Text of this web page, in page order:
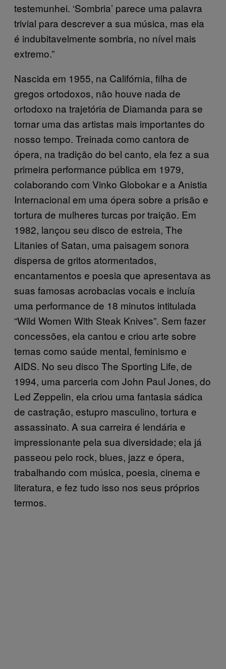
testemunhei. ‘Sombria’ parece uma palavra
trivial para descrever a sua música, mas ela
é indubitavelmente sombria, no nível mais
extremo.”
Nascida em 1955, na Califórnia, filha de
gregos ortodoxos, não houve nada de
ortodoxo na trajetória de Diamanda para se
tornar uma das artistas mais importantes do
nosso tempo. Treinada como cantora de
ópera, na tradição do bel canto, ela fez a sua
primeira performance pública em 1979,
colaborando com Vinko Globokar e a Anistia
Internacional em uma ópera sobre a prisão e
tortura de mulheres turcas por traição. Em
1982, lançou seu disco de estreia, The
Litanies of Satan, uma paisagem sonora
dispersa de gritos atormentados,
encantamentos e poesia que apresentava as
suas famosas acrobacias vocais e incluía
uma performance de 18 minutos intitulada
“Wild Women With Steak Knives”. Sem fazer
concessões, ela cantou e criou arte sobre
temas como saúde mental, feminismo e
AIDS. No seu disco The Sporting Life, de
1994, uma parceria com John Paul Jones, do
Led Zeppelin, ela criou uma fantasia sádica
de castração, estupro masculino, tortura e
assassinato. A sua carreira é lendária e
impressionante pela sua diversidade; ela já
passeou pelo rock, blues, jazz e ópera,
trabalhando com música, poesia, cinema e
literatura, e fez tudo isso nos seus próprios
termos.